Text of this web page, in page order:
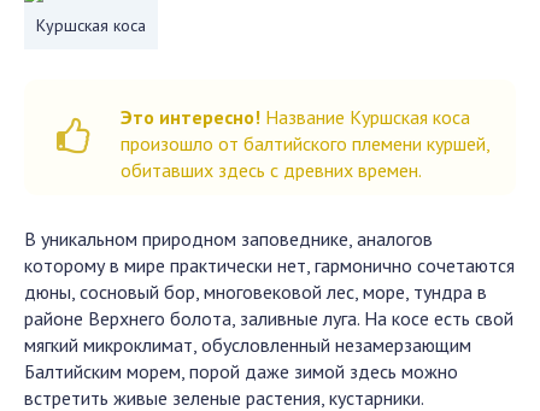
Куршская коса
Это интересно! Название Куршская коса
произошло от балтийского племени куршей,
обитавших здесь с древних времен.
В уникальном природном заповеднике, аналогов
которому в мире практически нет, гармонично сочетаются
дюны, сосновый бор, многовековой лес, море, тундра в
районе Верхнего болота, заливные луга. На косе есть свой
мягкий микроклимат, обусловленный незамерзающим
Балтийским морем, порой даже зимой здесь можно
встретить живые зеленые растения, кустарники.